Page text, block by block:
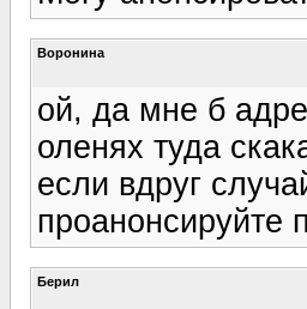
Воронина
ой, да мне б
оленях туда
если вдруг
проанонсируйте
Берил